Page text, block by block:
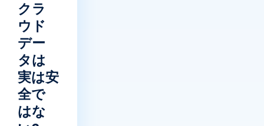
クラ
ウド
デー
タは
実は安
全で
はな